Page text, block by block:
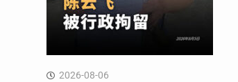
2026-08-06